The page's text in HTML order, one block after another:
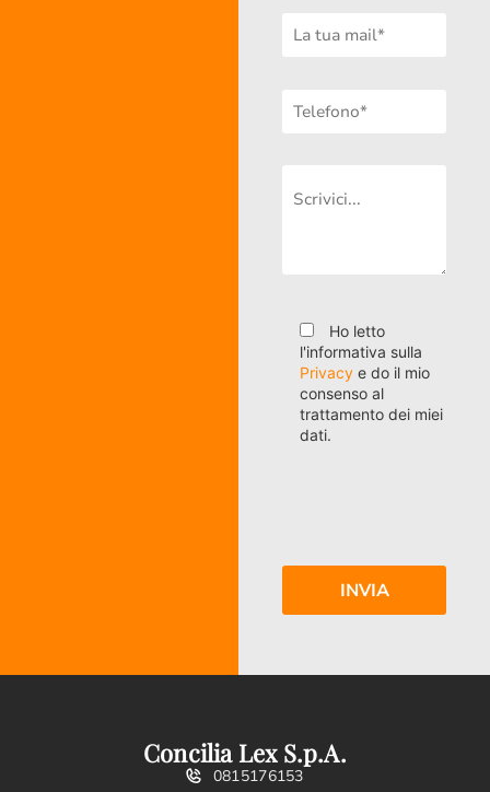
Ho letto
l'informativa sulla
Privacy e do il mio
consenso al
trattamento dei miei
dati.
Concilia Lex S.p.A.
0815176153